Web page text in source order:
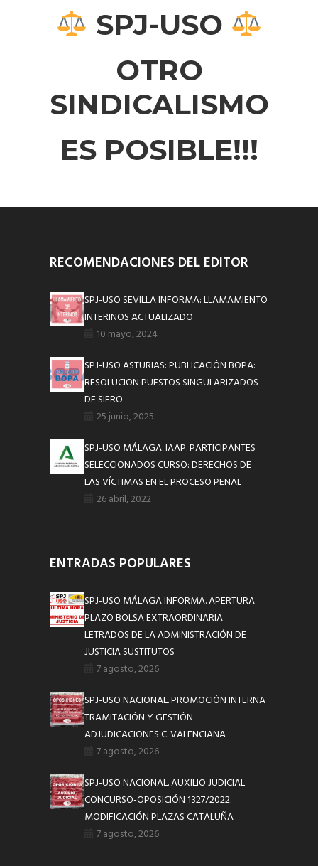
SPJ-USO
OTRO
SINDICALISMO
ES POSIBLE!!!
RECOMENDACIONES DEL EDITOR
SPJ-USO SEVILLA INFORMA: LLAMAMIENTO
INTERINOS ACTUALIZADO
10 mayo, 2024
SPJ-USO ASTURIAS: PUBLICACIÓN BOPA:
RESOLUCION PUESTOS SINGULARIZADOS
DE SIERO
25 junio, 2025
SPJ-USO MÁLAGA. IAAP. PARTICIPANTES
SELECCIONADOS CURSO: DERECHOS DE
LAS VÍCTIMAS EN EL PROCESO PENAL
26 abril, 2022
ENTRADAS POPULARES
SPJ-USO MÁLAGA INFORMA. APERTURA
PLAZO BOLSA EXTRAORDINARIA
LETRADOS DE LA ADMINISTRACIÓN DE
JUSTICIA SUSTITUTOS
7 agosto, 2026
SPJ-USO NACIONAL. PROMOCIÓN INTERNA
TRAMITACIÓN Y GESTIÓN.
ADJUDICACIONES C. VALENCIANA
7 agosto, 2026
SPJ-USO NACIONAL. AUXILIO JUDICIAL
CONCURSO-OPOSICIÓN 1327/2022.
MODIFICACIÓN PLAZAS CATALUÑA
7 agosto, 2026